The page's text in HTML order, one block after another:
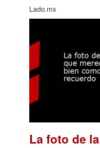
Lado.mx
La foto de